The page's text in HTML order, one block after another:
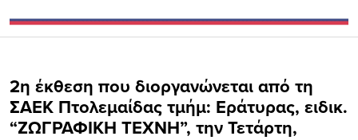
2η έκθεση που διοργανώνεται από τη
ΣΑΕΚ Πτολεμαίδας τμήμ: Εράτυρας, ειδικ.
“ΖΩΓΡΑΦΙΚΗ ΤΕΧΝΗ”, την Τετάρτη,